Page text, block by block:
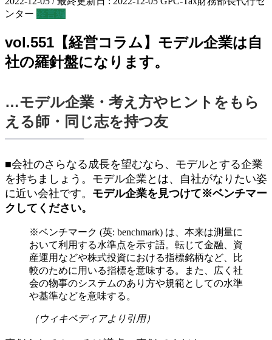
ンター 経営編
vol.551【経営コラム】モデル企業は自
社の羅針盤になります。
…モデル企業・考え方やヒントをもら
える師・同じ志を持つ友
■会社のさらなる成長を望むなら、モデルとする企業
を持ちましょう。モデル企業とは、自社がなりたい姿
に近い会社です。 モデル企業を見つけて※ベンチマー
クしてください。
※ベンチマーク (英: benchmark) は、本来は測量に
おいて利用する水準点を示す語。転じて金融、資
産運用などや株式投資における指標銘柄など、比
較のために用いる指標を意味する。また、広く社
会の物事のシステムのあり方や規範としての水準
や基準などを意味する。
（ウィキペディアより引用）